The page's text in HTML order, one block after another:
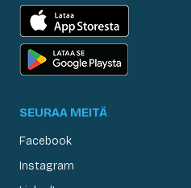
SEURAA MEITÄ
Facebook
Instagram